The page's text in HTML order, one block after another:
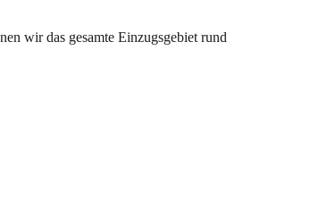
wir das gesamte Einzugsgebiet rund